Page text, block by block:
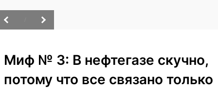
Миф № 3: В нефтегазе скучно,
потому что все связано только